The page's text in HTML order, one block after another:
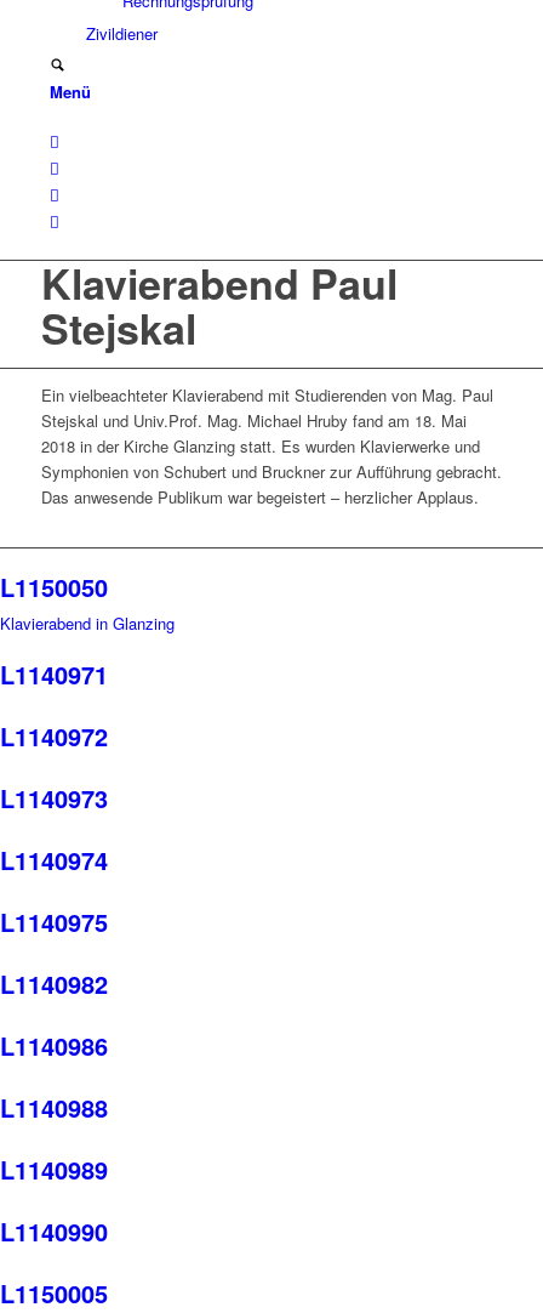
Zivildiener
Menü
Klavierabend Paul
Stejskal
Ein vielbeachteter Klavierabend mit Studierenden von Mag. Paul
Stejskal und Univ.Prof. Mag. Michael Hruby fand am 18. Mai
2018 in der Kirche Glanzing statt. Es wurden Klavierwerke und
Symphonien von Schubert und Bruckner zur Aufführung gebracht.
Das anwesende Publikum war begeistert – herzlicher Applaus.
L1150050
Klavierabend in Glanzing
L1140971
L1140972
L1140973
L1140974
L1140975
L1140982
L1140986
L1140988
L1140989
L1140990
L1150005